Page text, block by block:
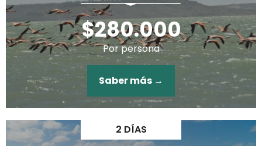
$280.000
Por persona
Saber más →
2 DÍAS